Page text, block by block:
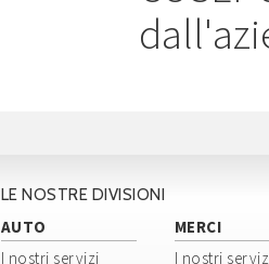
LE NOSTRE DIVISIONI
AUTO
I nostri servizi
MERCI
I nostri